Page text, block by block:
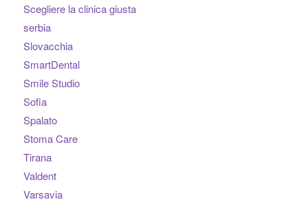
Scegliere la clinica giusta
serbia
Slovacchia
SmartDental
Smile Studio
Sofia
Spalato
Stoma Care
Tirana
Valdent
Varsavia